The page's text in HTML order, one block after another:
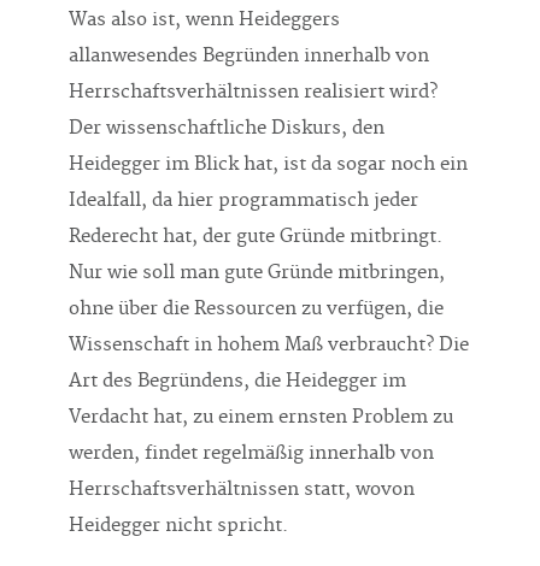
Was also ist, wenn Heideggers
allanwesendes Begründen innerhalb von
Herrschaftsverhältnissen realisiert wird?
Der wissenschaftliche Diskurs, den
Heidegger im Blick hat, ist da sogar noch ein
Idealfall, da hier programmatisch jeder
Rederecht hat, der gute Gründe mitbringt.
Nur wie soll man gute Gründe mitbringen,
ohne über die Ressourcen zu verfügen, die
Wissenschaft in hohem Maß verbraucht? Die
Art des Begründens, die Heidegger im
Verdacht hat, zu einem ernsten Problem zu
werden, findet regelmäßig innerhalb von
Herrschaftsverhältnissen statt, wovon
Heidegger nicht spricht.